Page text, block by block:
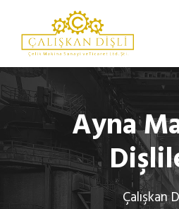
Ayna
Çalışkan